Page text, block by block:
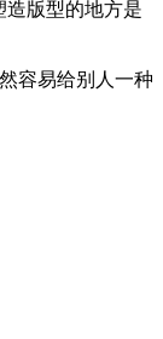
版型的地方是
容易给别人一种